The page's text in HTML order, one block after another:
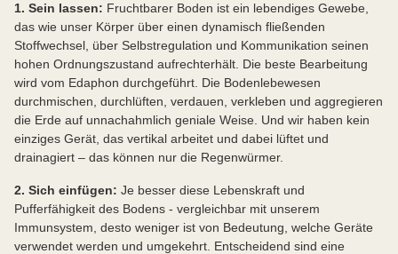
1. Sein lassen: Fruchtbarer Boden ist ein lebendiges Gewebe,
das wie unser Körper über einen dynamisch fließenden
Stoffwechsel, über Selbstregulation und Kommunikation seinen
hohen Ordnungszustand aufrechterhält. Die beste Bearbeitung
wird vom Edaphon durchgeführt. Die Bodenlebewesen
durchmischen, durchlüften, verdauen, verkleben und aggregieren
die Erde auf unnachahmlich geniale Weise. Und wir haben kein
einziges Gerät, das vertikal arbeitet und dabei lüftet und
drainagiert – das können nur die Regenwürmer.
2. Sich einfügen: Je besser diese Lebenskraft und
Pufferfähigkeit des Bodens - vergleichbar mit unserem
Immunsystem, desto weniger ist von Bedeutung, welche Geräte
verwendet werden und umgekehrt. Entscheidend sind eine